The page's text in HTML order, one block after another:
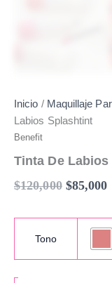
Inicio / Maquillaje
Labios Splashtint
Benefit
Tinta De
$120,000 $85,000
Tono